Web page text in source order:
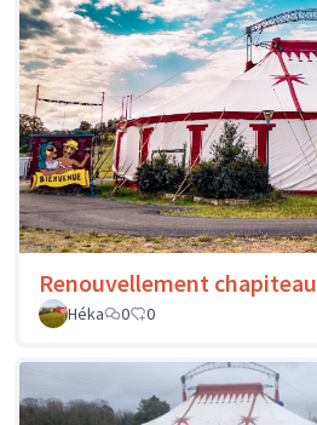
Renouvellement chapiteau
Héka
0 0